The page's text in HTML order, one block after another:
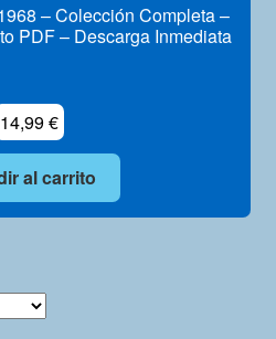
– Colección Completa –
PDF – Descarga Inmediata
14,99€
al carrito